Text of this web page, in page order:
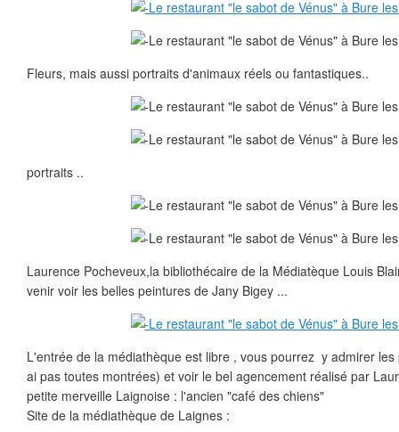
Fleurs, mais aussi portraits d'animaux réels ou fantastiques..
portraits ..
Laurence Pocheveux,la bibliothécaire de la Médiatèque Louis
venir voir les belles peintures de Jany Bigey ...
L'entrée de la médiathèque est libre , vous pourrez y admirer
ai pas toutes montrées) et voir le bel agencement réalisé par
petite merveille Laignoise : l'ancien "café des chiens"
Site de la médiathèque de Laignes :